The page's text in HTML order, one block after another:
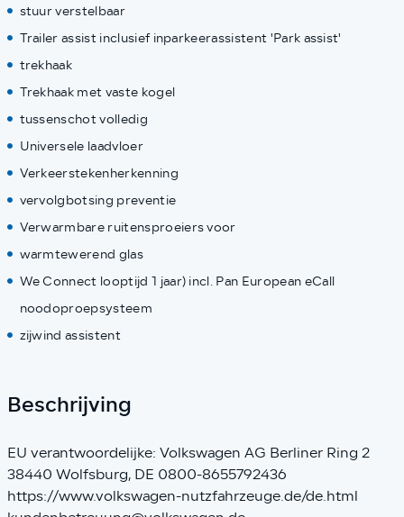
stuur verstelbaar
Trailer assist inclusief inparkeerassistent 'Park assist'
trekhaak
Trekhaak met vaste kogel
tussenschot volledig
Universele laadvloer
Verkeerstekenherkenning
vervolgbotsing preventie
Verwarmbare ruitensproeiers voor
warmtewerend glas
We Connect looptijd 1 jaar) incl. Pan European eCall
noodoproepsysteem
zijwind assistent
Beschrijving
EU verantwoordelijke: Volkswagen AG Berliner Ring 2
38440 Wolfsburg, DE 0800-8655792436
https://www.volkswagen-nutzfahrzeuge.de/de.html